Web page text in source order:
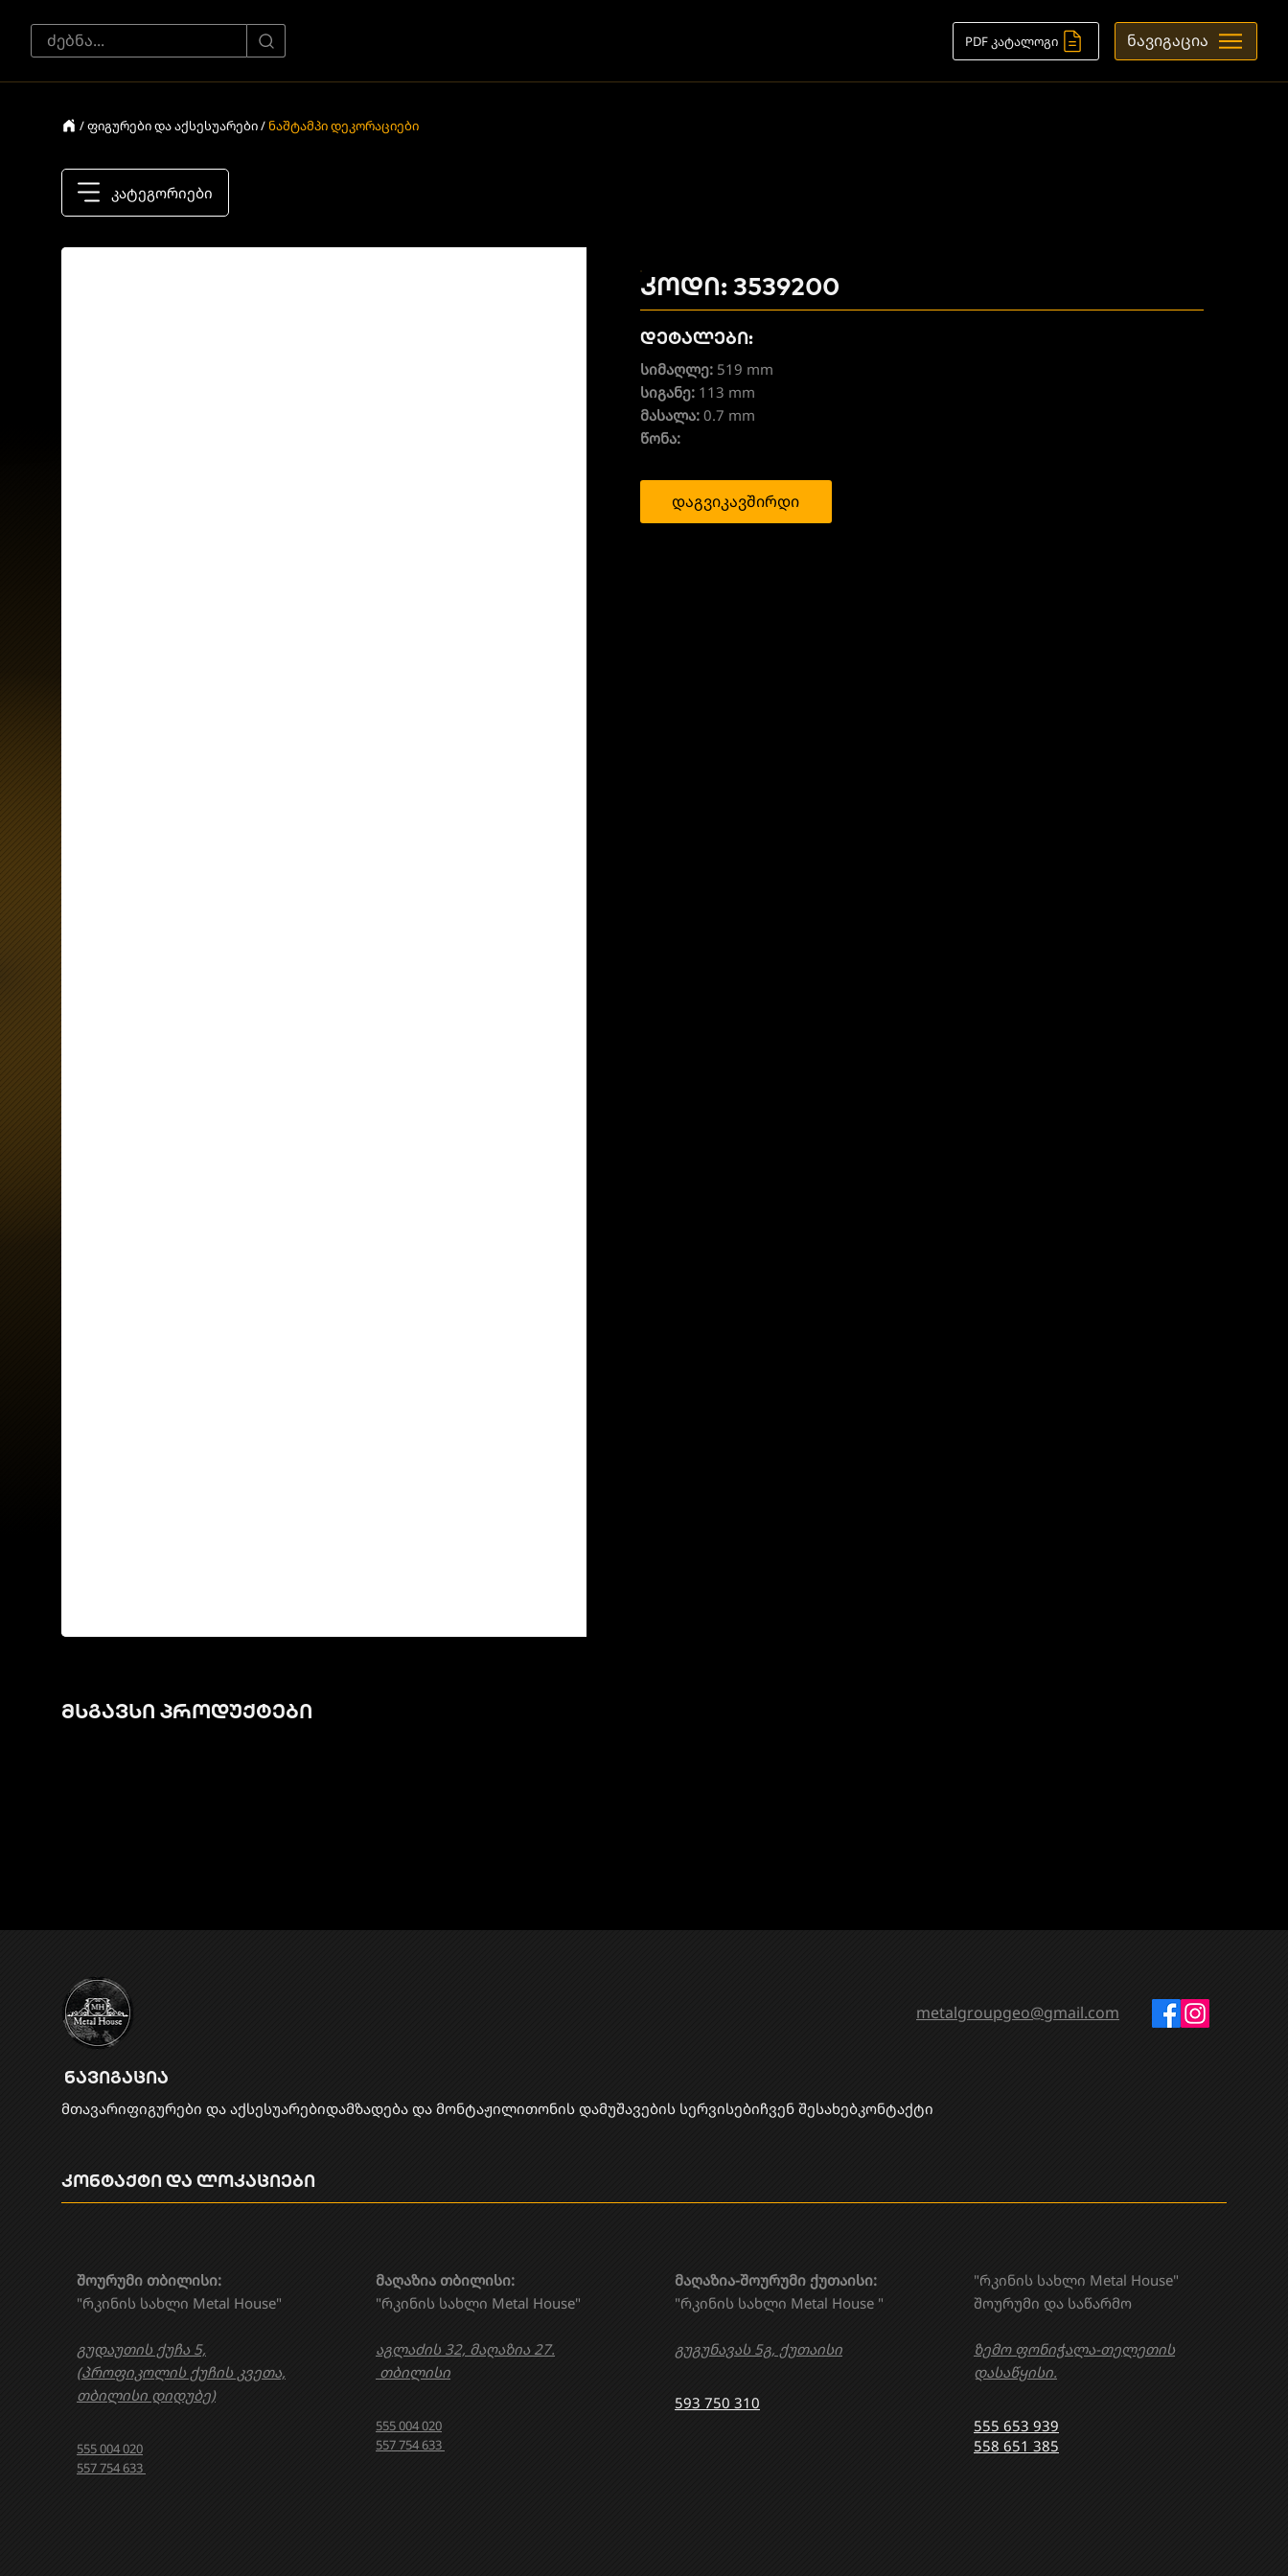
PDF კატალოგი ნავიგაცია
/ ფიგურები და აქსესუარები / ნაშტამპი დეკორაციები
კატეგორიები
კოდი: 3539200
დეტალები:
სიმაღლე:519 mm
სიგანე:113 mm
მასალა:0.7 mm
წონა:
დაგვიკავშირდი
მსგავსი პროდუქტები
ნავიგაცია
მთავარიფიგურები და აქსესუარებიდამზადება და მონტაჟი​ლითონის დამუშავების სერვისებიჩვენ შესახებკონტაქტი
"რკინის სახლი Metal House"
შოურუმი და საწარმო
ზემო ფონიჭალა-თელეთის
დასაწყისი.
555 653 939
558 651 385
მაღაზია თბილისი:
"რკინის სახლი Metal House"
აგლაძის 32, მაღაზია 27.
თბილისი
555 004 020
557 754 633
მაღაზია-შოურუმი ქუთაისი:
"რკინის სახლი Metal House "
გუგუნავას 5გ, ქუთაისი
593 750 310
შოურუმი თბილისი:
"რკინის სახლი Metal House"
გუდაუთის ქუჩა 5,
(პროფიკოლის ქუჩის კვეთა,
თბილისი დიდუბე)
555 004 020
557 754 633
კონტაქტი და ლოკაციები
metalgroupgeo@gmail.com